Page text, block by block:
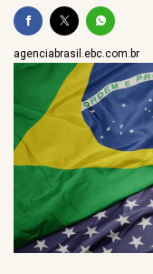
agenciabrasil.ebc.com.br